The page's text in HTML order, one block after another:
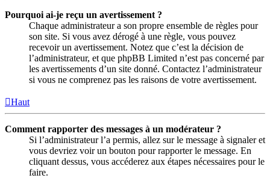
Pourquoi ai-je reçu un avertissement ?
Chaque administrateur a son propre ensemble de règles pour
son site. Si vous avez dérogé à une règle, vous pouvez
recevoir un avertissement. Notez que c’est la décision de
l’administrateur, et que phpBB Limited n’est pas concerné par
les avertissements d’un site donné. Contactez l’administrateur
si vous ne comprenez pas les raisons de votre avertissement.
Haut
Comment rapporter des messages à un modérateur ?
Si l’administrateur l’a permis, allez sur le message à signaler et
vous devriez voir un bouton pour rapporter le message. En
cliquant dessus, vous accéderez aux étapes nécessaires pour le
faire.